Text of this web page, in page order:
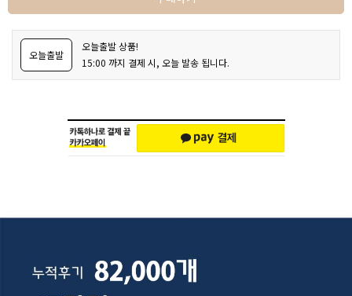
오늘출발
오늘출발 상품!
15:00 까지 결제 시, 오늘 발송 됩니다.